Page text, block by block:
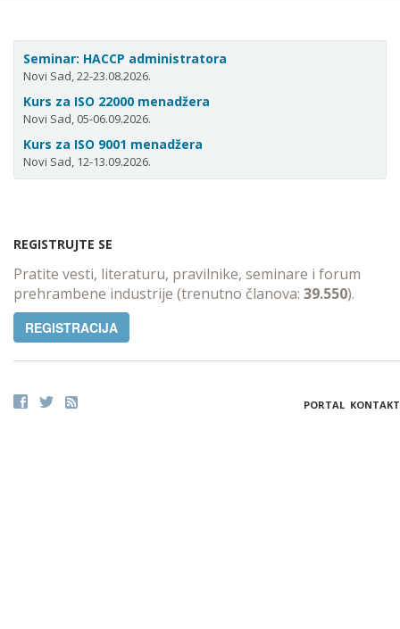
Seminar: HACCP administratora
Novi Sad, 22-23.08.2026.
Kurs za ISO 22000 menadžera
Novi Sad, 05-06.09.2026.
Kurs za ISO 9001 menadžera
Novi Sad, 12-13.09.2026.
REGISTRUJTE SE
Pratite vesti, literaturu, pravilnike, seminare i forum
prehrambene industrije (trenutno članova: 39.550).
REGISTRACIJA
PORTAL KONTAKT